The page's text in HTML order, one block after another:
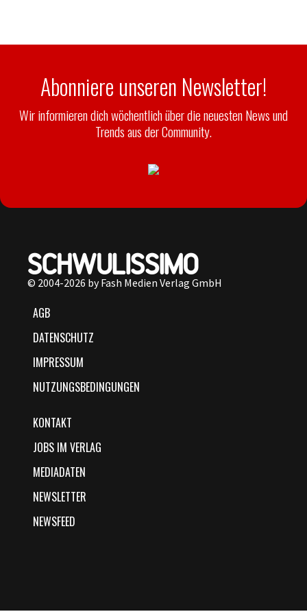
Abonniere unseren Newsletter!
Wir informieren dich wöchentlich über die neuesten News und
Trends aus der Community.
© 2004-2026 by Fash Medien Verlag GmbH
AGB
DATENSCHUTZ
IMPRESSUM
NUTZUNGSBEDINGUNGEN
KONTAKT
JOBS IM VERLAG
MEDIADATEN
NEWSLETTER
NEWSFEED